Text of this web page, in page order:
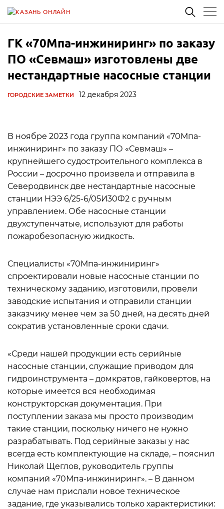
ГК «70Мпа-инжиниринг» по заказу
ПО «Севмаш» изготовлены две
нестандартные насосные станции
ГОРОДСКИЕ ЗАМЕТКИ 12 декабря 2023
В ноябре 2023 года группа компаний «70Мпа-
инжиниринг» по заказу ПО «Севмаш» –
крупнейшего судостроительного комплекса в
России – досрочно произвела и отправила в
Северодвинск две нестандартные насосные
станции НЭЭ 6/25-6/05И30Ф2 с ручным
управлением. Обе насосные станции
двухступенчатые, используют для работы
пожаробезопасную жидкость.
Специалисты «70Мпа-инжиниринг»
спроектировали новые насосные станции по
техническому заданию, изготовили, провели
заводские испытания и отправили станции
заказчику менее чем за 50 дней, на десять дней
сократив установленные сроки сдачи.
«Среди нашей продукции есть серийные
насосные станции, служащие приводом для
гидроинструмента – домкратов, гайковертов, на
которые имеется вся необходимая
конструкторская документация. При
поступлении заказа мы просто производим
такие станции, поскольку ничего не нужно
разрабатывать. Под серийные заказы у нас
всегда есть комплектующие на складе, – пояснил
Николай Щеглов, руководитель группы
компаний «70Мпа-инжиниринг». – В данном
случае нам прислали новое техническое
задание, где указывались только характеристики: